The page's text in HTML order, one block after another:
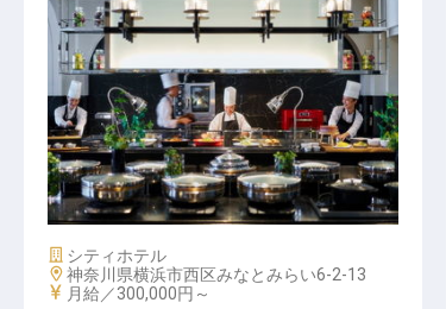
洋食調理│オープニング／月給30万
～＋賞与年2／年収540万円以上可
施設業態
シティホテル
勤務地
神奈川県横浜市西区みなとみらい6-2-13
給与
月給／300,000円～